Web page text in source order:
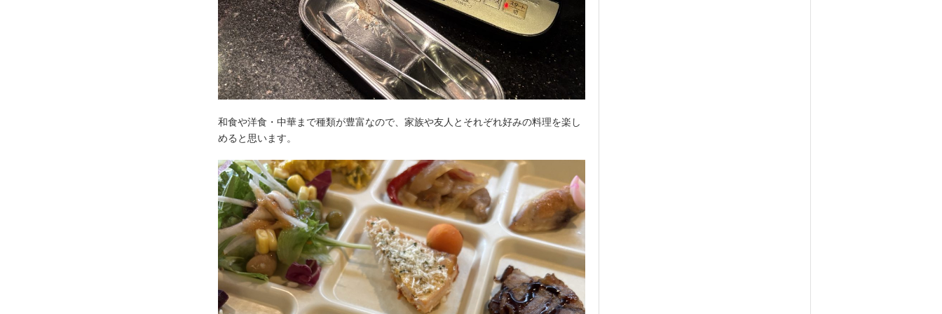
和食や洋食・中華まで種類が豊富なので、家族や友人とそれぞれ好みの料理を楽し
めると思います。